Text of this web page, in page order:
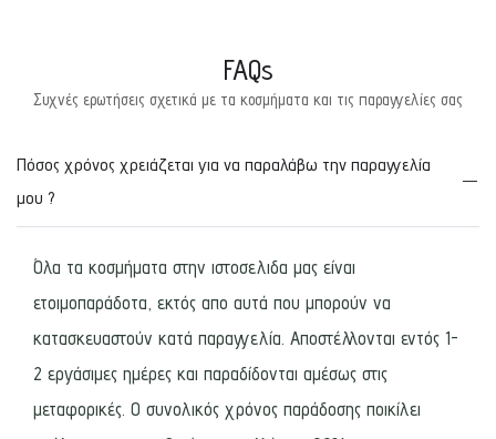
FAQs
Συχνές ερωτήσεις σχετικά με τα κοσμήματα και τις παραγγελίες σας
Πόσος χρόνος χρειάζεται για να παραλάβω την παραγγελία
μου ?
Όλα τα κοσμήματα στην ιστοσελιδα μας είναι
ετοιμοπαράδοτα, εκτός απο αυτά που μπορούν να
κατασκευαστούν κατά παραγγελία. Αποστέλλονται εντός 1-
2 εργάσιμες ημέρες και παραδίδονται αμέσως στις
μεταφορικές. Ο συνολικός χρόνος παράδοσης ποικίλει